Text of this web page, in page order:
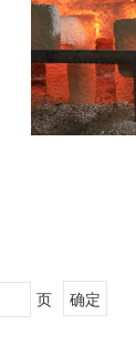
页 确定